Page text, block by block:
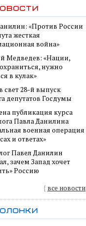
«Против России
жесткая
война»
Медведев: «Нации,
нужно
в кулак»
свет 28-й выпуск
депутатов Госдумы
публикация курса
Павла Данилина
военная операция
и ответах»
Павел Данилин
зачем Запад хочет
Россию
{ все новости